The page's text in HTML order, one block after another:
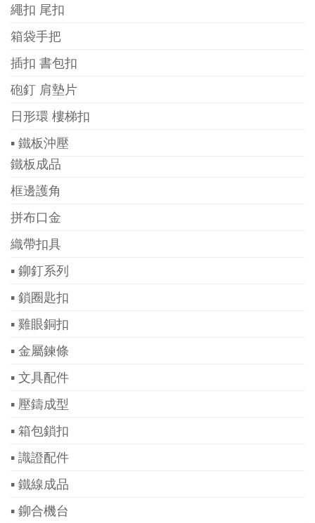
繩扣 尾扣
箱袋手把
插扣 書包扣
砲釘 肩墊片
日形環 樓梯扣
▪ 鐵板沖壓
鐵板成品
框邊護角
拼布口金
織帶扣具
▪ 鉚釘系列
▪ 鎖圈匙扣
▪ 雞眼銅扣
▪ 金屬鍊條
▪ 文具配件
▪ 壓鑄成型
▪ 箱包鎖扣
▪ 識證配件
▪ 鐵線成品
▪ 鉚合機台